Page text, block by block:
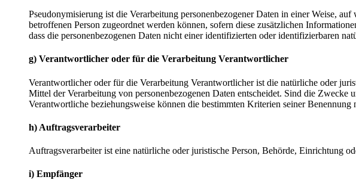
Pseudonymisierung ist die Verarbeitung personenbezogener Daten in einer Weise,
betroffenen Person zugeordnet werden können, sofern diese zusätzlichen
dass die personenbezogenen Daten nicht einer identifizierten oder identifizierbaren
g) Verantwortlicher oder für die Verarbeitung Verantwortlicher
Verantwortlicher oder für die Verarbeitung Verantwortlicher ist die natürliche oder
Mittel der Verarbeitung von personenbezogenen Daten entscheidet. Sind die
Verantwortliche beziehungsweise können die bestimmten Kriterien seiner
h) Auftragsverarbeiter
Auftragsverarbeiter ist eine natürliche oder juristische Person, Behörde, Einrichtung
i) Empfänger